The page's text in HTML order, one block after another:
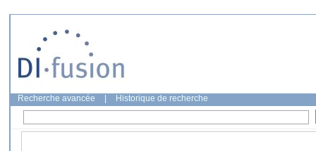
Recherche avancée Historique de recherche